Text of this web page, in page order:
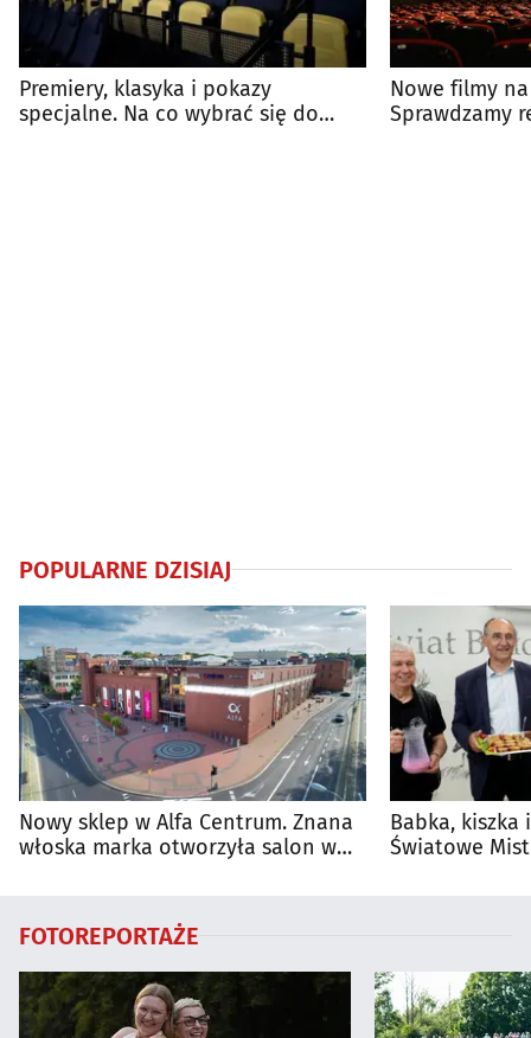
Premiery, klasyka i pokazy
specjalne. Na co wybrać się do
Nowe filmy
Sprawdzamy
POPULARNE DZISIAJ
Nowy sklep w Alfa Centrum. Znana
włoska marka otworzyła salon w
Babka, kiszka
Światowe
FOTOREPORTAŻE